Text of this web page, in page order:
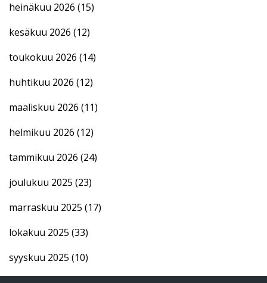
heinäkuu 2026 (15)
kesäkuu 2026 (12)
toukokuu 2026 (14)
huhtikuu 2026 (12)
maaliskuu 2026 (11)
helmikuu 2026 (12)
tammikuu 2026 (24)
joulukuu 2025 (23)
marraskuu 2025 (17)
lokakuu 2025 (33)
syyskuu 2025 (10)